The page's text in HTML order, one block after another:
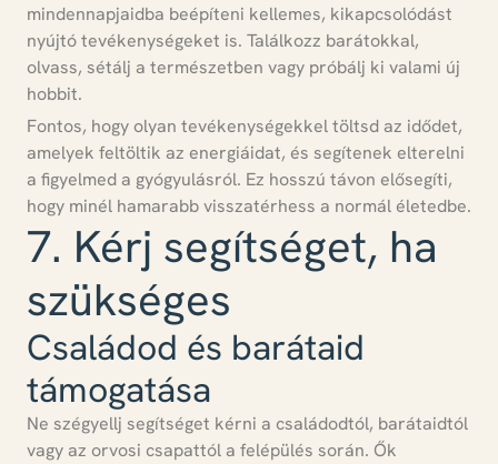
mindennapjaidba beépíteni kellemes, kikapcsolódást
nyújtó tevékenységeket is. Találkozz barátokkal,
olvass, sétálj a természetben vagy próbálj ki valami új
hobbit.
Fontos, hogy olyan tevékenységekkel töltsd az idődet,
amelyek feltöltik az energiáidat, és segítenek elterelni
a figyelmed a gyógyulásról. Ez hosszú távon elősegíti,
hogy minél hamarabb visszatérhess a normál életedbe.
7. Kérj segítséget, ha
szükséges
Családod és barátaid
támogatása
Ne szégyellj segítséget kérni a családodtól, barátaidtól
vagy az orvosi csapattól a felépülés során. Ők